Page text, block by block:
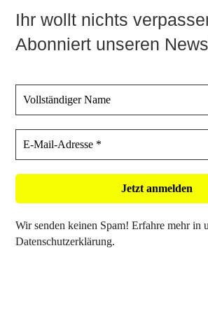
Ihr wollt nichts
Abonniert unseren
Wir senden keinen Spam! Erfahre mehr in
Datenschutzerklärung.